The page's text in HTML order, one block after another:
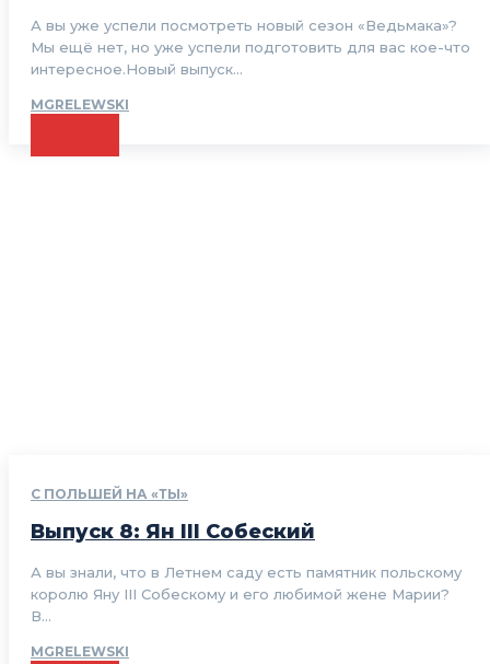
А вы уже успели посмотреть новый сезон «Ведьмака»?
Мы ещё нет, но уже успели подготовить для вас кое-что
интересное.Новый выпуск...
MGRELEWSKI
С ПОЛЬШЕЙ НА «ТЫ»
Выпуск 8: Ян III Собеский
А вы знали, что в Летнем саду есть памятник польскому
королю Яну III Собескому и его любимой жене Марии?
В...
MGRELEWSKI